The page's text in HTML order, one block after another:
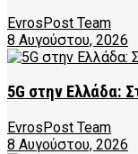
EvrosPost Team
8 Αυγούστου, 2026
5G στην Ελλάδα:
EvrosPost Team
8 Αυγούστου, 2026